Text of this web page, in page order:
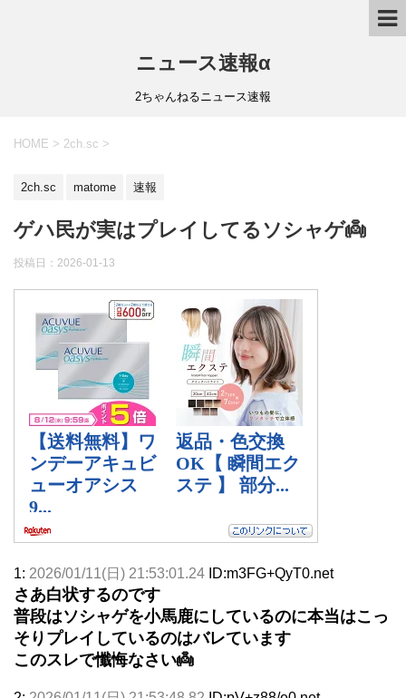
ニュース速報α
2ちゃんねるニュース速報
HOME > 2ch.sc >
2ch.sc matome 速報
ゲハ民が実はプレイしてるソシャゲ👼
投稿日： 2026-01-13
1: 2026/01/11(日) 21:53:01.24 ID:m3FG+QyT0.net
さあ白状するのです
普段はソシャゲを小馬鹿にしているのに本当はこっ
そりプレイしているのはバレています
このスレで懺悔なさい👼